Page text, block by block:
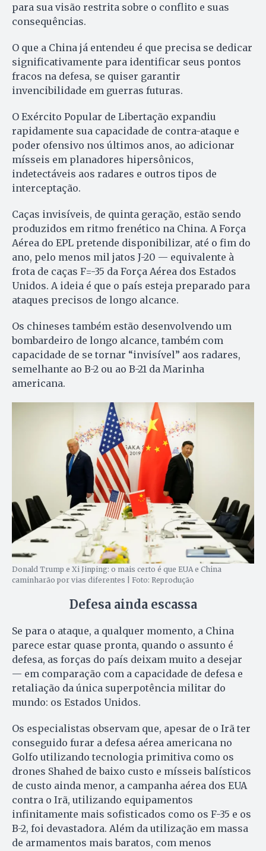
para sua visão restrita sobre o conflito e suas
consequências.
O que a China já entendeu é que precisa se dedicar
significativamente para identificar seus pontos
fracos na defesa, se quiser garantir
invencibilidade em guerras futuras.
O Exército Popular de Libertação expandiu
rapidamente sua capacidade de contra-ataque e
poder ofensivo nos últimos anos, ao adicionar
mísseis em planadores hipersônicos,
indetectáveis aos radares e outros tipos de
interceptação.
Caças invisíveis, de quinta geração, estão sendo
produzidos em ritmo frenético na China. A Força
Aérea do EPL pretende disponibilizar, até o fim do
ano, pelo menos mil jatos J-20 — equivalente à
frota de caças F=-35 da Força Aérea dos Estados
Unidos. A ideia é que o país esteja preparado para
ataques precisos de longo alcance.
Os chineses também estão desenvolvendo um
bombardeiro de longo alcance, também com
capacidade de se tornar “invisível” aos radares,
semelhante ao B-2 ou ao B-21 da Marinha
americana.
Donald Trump e Xi Jinping: o mais certo é que EUA e China
caminharão por vias diferentes | Foto: Reprodução
Defesa ainda escassa
Se para o ataque, a qualquer momento, a China
parece estar quase pronta, quando o assunto é
defesa, as forças do país deixam muito a desejar
— em comparação com a capacidade de defesa e
retaliação da única superpotência militar do
mundo: os Estados Unidos.
Os especialistas observam que, apesar de o Irã ter
conseguido furar a defesa aérea americana no
Golfo utilizando tecnologia primitiva como os
drones Shahed de baixo custo e mísseis balísticos
de custo ainda menor, a campanha aérea dos EUA
contra o Irã, utilizando equipamentos
infinitamente mais sofisticados como os F-35 e os
B-2, foi devastadora. Além da utilização em massa
de armamentos mais baratos, com menos